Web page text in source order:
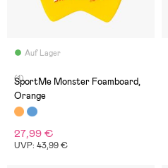
Auf Lager
(1)
SportMe Monster Foamboard,
Orange
27,99 €
UVP: 43,99 €